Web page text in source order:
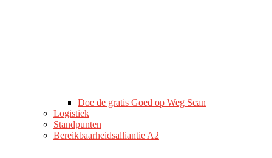
Doe de gratis Goed op Weg Scan
Logistiek
Standpunten
Bereikbaarheidsalliantie A2